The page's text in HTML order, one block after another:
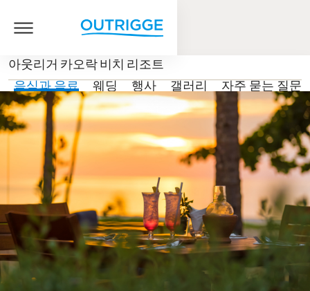
아웃리거 카오락 비치 리조트
음식과 음료
웨딩 행사 갤러리 자주 묻는 질문